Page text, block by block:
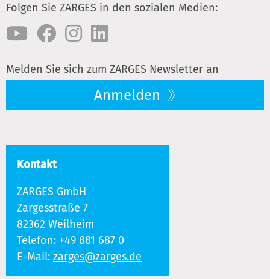
Folgen Sie ZARGES in den sozialen Medien:
Melden Sie sich zum ZARGES Newsletter an
Anmelden
Kontakt
ZARGES GmbH
Zargesstraße 7
82362 Weilheim
Telefon: +49 881 687 0
E-Mail: zarges@zarges.de